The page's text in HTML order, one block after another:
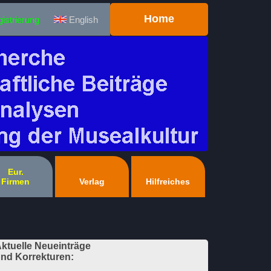
English Home
Eur.
Firmen
Verlag Hilfreiches
Neueinträge
Korrekturen: